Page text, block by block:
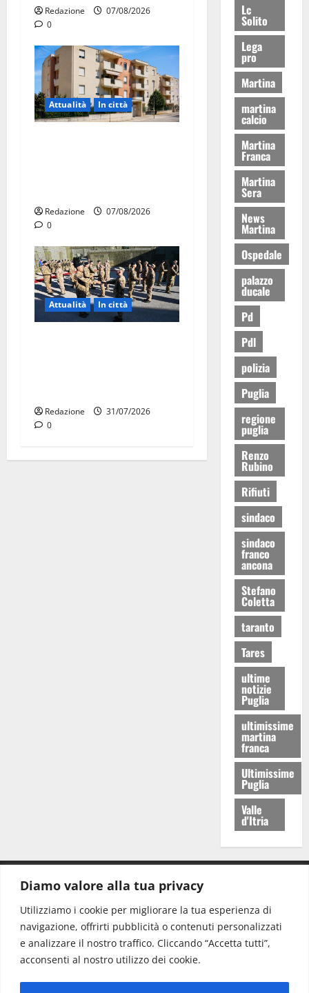
Diamo valore alla tua privacy
Utilizziamo i cookie per migliorare la tua esperienza di
navigazione, offrirti pubblicità o contenuti personalizzati
e analizzare il nostro traffico. Cliccando “Accetta tutti”,
acconsenti al nostro utilizzo dei cookie.
Redazione
07/08/2026
0
Attualità In città
Redazione
07/08/2026
0
Attualità In città
Redazione
31/07/2026
0
Lc
Solito
Lega
pro
Martina
martina
calcio
Martina
Franca
Martina
Sera
News
Martina
Ospedale
palazzo
ducale
Pd
Pdl
polizia
Puglia
regione
puglia
Renzo
Rubino
Rifiuti
sindaco
sindaco
franco
ancona
Stefano
Coletta
taranto
Tares
ultime
notizie
Puglia
ultimissime
martina
franca
Ultimissime
Puglia
Valle
d'Itria
Redazione: redazione@www.martinasera.it
Direttore:direttore@www.martinasera.it
Info & Commerciale:info@www.martinasera.it